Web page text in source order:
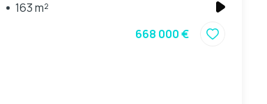
163 m²
668 000 €